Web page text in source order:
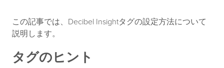
この記事では、Decibel Insightタグの設定方法について
説明します。
タグのヒント